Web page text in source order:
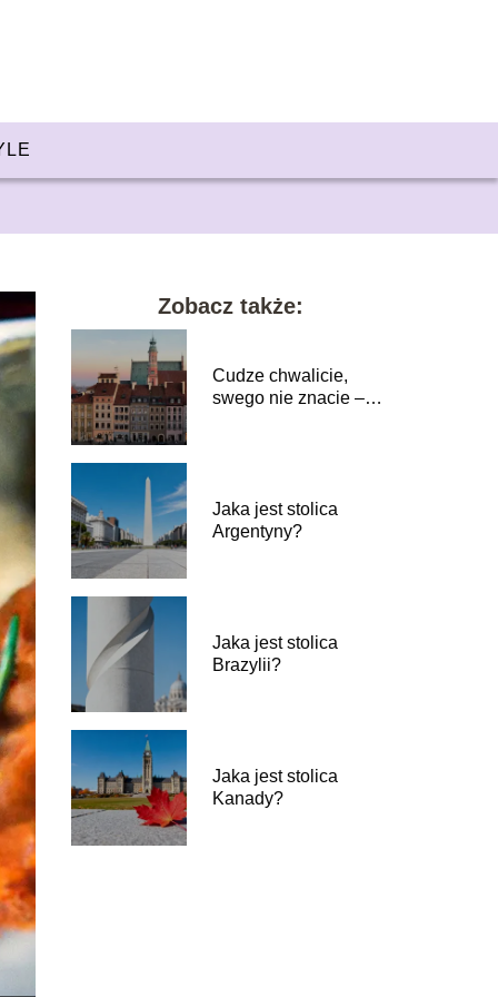
Zobacz także:
Cudze chwalicie,
swego nie znacie –
Jaka jest stolica
Argentyny?
Jaka jest stolica
Brazylii?
Jaka jest stolica
Kanady?